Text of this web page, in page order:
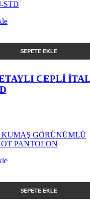
SEPETE EKLE
CEPLİ
SEPETE EKLE